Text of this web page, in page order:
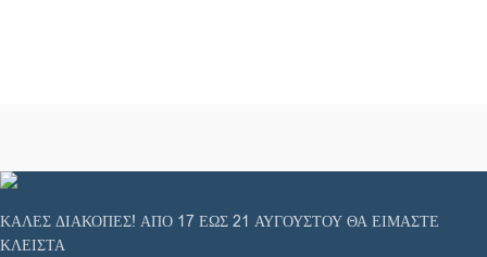
ΚΑΛΕΣ ΔΙΑΚΟΠΕΣ! ΑΠΟ 17 ΕΩΣ 21 ΑΥΓΟΥΣΤΟΥ ΘΑ ΕΙΜΑΣΤΕ
ΚΛΕΙΣΤΑ